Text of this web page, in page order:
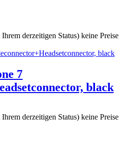
derzeitigen Status) keine Preise
7
black
derzeitigen Status) keine Preise